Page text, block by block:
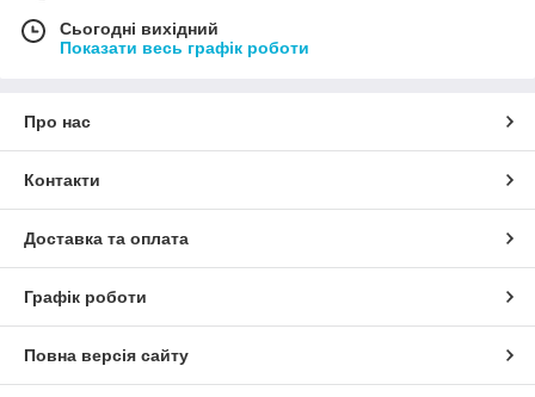
Сьогодні вихідний
Показати весь графік роботи
Про нас
Контакти
Доставка та оплата
Графік роботи
Повна версія сайту